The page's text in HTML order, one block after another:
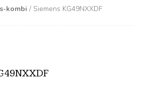
kombi / Siemens KG49NXXDF